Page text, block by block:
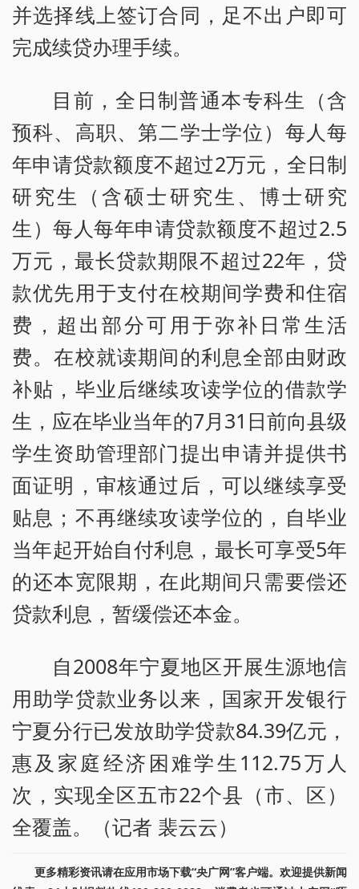
并选择线上签订合同，足不出户即可
完成续贷办理手续。
目前，全日制普通本专科生（含
预科、高职、第二学士学位）每人每
年申请贷款额度不超过2万元，全日制
研究生（含硕士研究生、博士研究
生）每人每年申请贷款额度不超过2.5
万元，最长贷款期限不超过22年，贷
款优先用于支付在校期间学费和住宿
费，超出部分可用于弥补日常生活
费。在校就读期间的利息全部由财政
补贴，毕业后继续攻读学位的借款学
生，应在毕业当年的7月31日前向县级
学生资助管理部门提出申请并提供书
面证明，审核通过后，可以继续享受
贴息；不再继续攻读学位的，自毕业
当年起开始自付利息，最长可享受5年
的还本宽限期，在此期间只需要偿还
贷款利息，暂缓偿还本金。
自2008年宁夏地区开展生源地信
用助学贷款业务以来，国家开发银行
宁夏分行已发放助学贷款84.39亿元，
惠及家庭经济困难学生112.75万人
次，实现全区五市22个县（市、区）
全覆盖。（记者 裴云云）
更多精彩资讯请在应用市场下载“央广网”客户端。欢迎提供新闻